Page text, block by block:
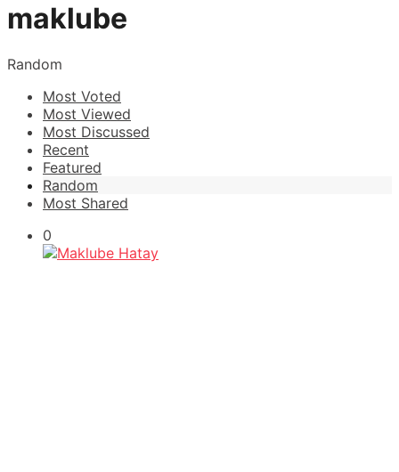
maklube
Random
Most Voted
Most Viewed
Most Discussed
Recent
Featured
Random
Most Shared
0